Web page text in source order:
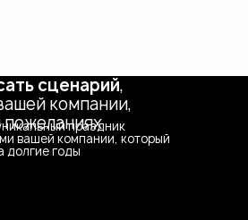
сценарий,
компании,
праздник
вашей компании, который
долгие годы